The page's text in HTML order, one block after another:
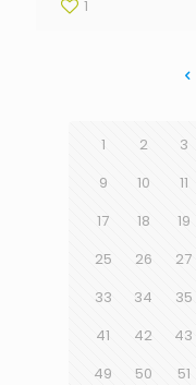
1
1 2 3
9
10 11
17
18 19
25
26 27
33
34 35
41
42 43
49
50 51